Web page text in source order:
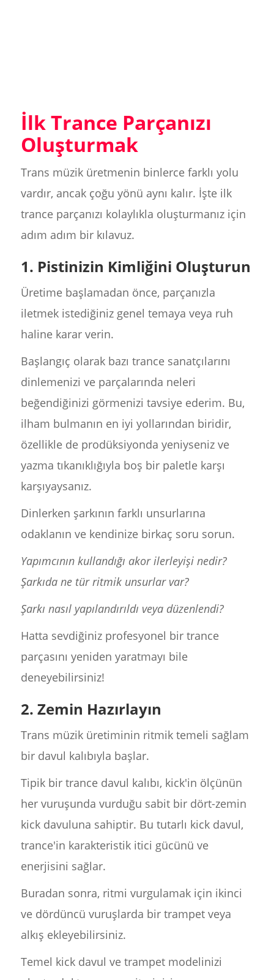
İlk Trance Parçanızı
Oluşturmak
Trans müzik üretmenin binlerce farklı yolu
vardır, ancak çoğu yönü aynı kalır. İşte ilk
trance parçanızı kolaylıkla oluşturmanız için
adım adım bir kılavuz.
1. Pistinizin Kimliğini Oluşturun
Üretime başlamadan önce, parçanızla
iletmek istediğiniz genel temaya veya ruh
haline karar verin.
Başlangıç olarak bazı trance sanatçılarını
dinlemenizi ve parçalarında neleri
beğendiğinizi görmenizi tavsiye ederim. Bu,
ilham bulmanın en iyi yollarından biridir,
özellikle de prodüksiyonda yeniyseniz ve
yazma tıkanıklığıyla boş bir paletle karşı
karşıyaysanız.
Dinlerken şarkının farklı unsurlarına
odaklanın ve kendinize birkaç soru sorun.
Yapımcının kullandığı akor ilerleyişi nedir?
Şarkıda ne tür ritmik unsurlar var?
Şarkı nasıl yapılandırıldı veya düzenlendi?
Hatta sevdiğiniz profesyonel bir trance
parçasını yeniden yaratmayı bile
deneyebilirsiniz!
2. Zemin Hazırlayın
Trans müzik üretiminin ritmik temeli sağlam
bir davul kalıbıyla başlar.
Tipik bir trance davul kalıbı, kick'in ölçünün
her vuruşunda vurduğu sabit bir dört-zemin
kick davuluna sahiptir. Bu tutarlı kick davul,
trance'in karakteristik itici gücünü ve
enerjisini sağlar.
Buradan sonra, ritmi vurgulamak için ikinci
ve dördüncü vuruşlarda bir trampet veya
alkış ekleyebilirsiniz.
Temel kick davul ve trampet modelinizi